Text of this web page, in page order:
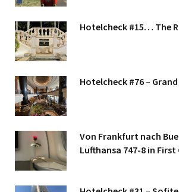
Hotelcheck #15… The
Hotelcheck #76 –
Von Frankfurt nach
Lufthansa 747-8 in First